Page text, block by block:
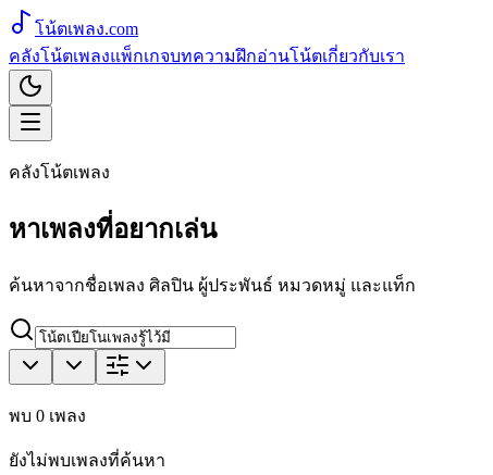
โน้ตเพลง.com
คลังโน้ตเพลงแพ็กเกจบทความฝึกอ่านโน้ตเกี่ยวกับเรา
คลังโน้ตเพลง
หาเพลงที่อยากเล่น
ค้นหาจากชื่อเพลง ศิลปิน ผู้ประพันธ์ หมวดหมู่ และแท็ก
พบ 0 เพลง
ยังไม่พบเพลงที่ค้นหา